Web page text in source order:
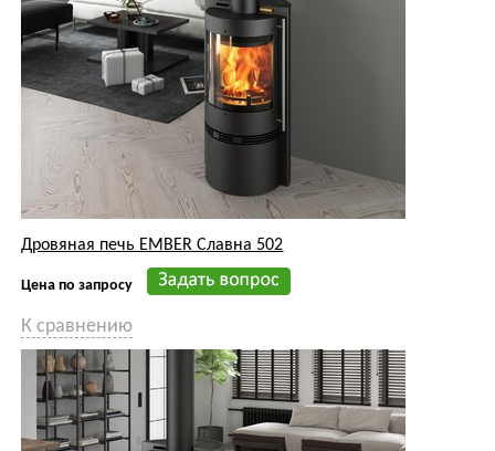
Дровяная печь EMBER Славна 502
Цена по запросу
К сравнению